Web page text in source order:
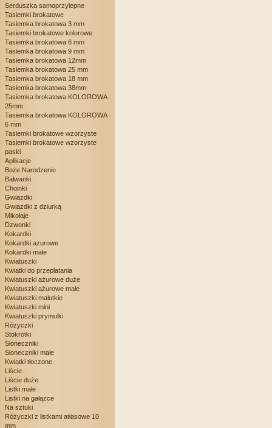
Serduszka samoprzylepne
Tasiemki brokatowe
Tasiemka brokatowa 3 mm
Tasiemki brokatowe kolorowe
Tasiemka brokatowa 6 mm
Tasiemka brokatowa 9 mm
Tasiemka brokatowa 12mm
Tasiemka brokatowa 25 mm
Tasiemka brokatowa 18 mm
Tasiemka brokatowa 38mm
Tasiemka brokatowa KOLOROWA
25mm
Tasiemka brokatowa KOLOROWA
6 mm
Tasiemki brokatowe wzorzyste
Tasiemki brokatowe wzorzyste
paski
Aplikacje
Boże Narodzenie
Bałwanki
Choinki
Gwiazdki
Gwiazdki z dziurką
Mikołaje
Dzwonki
Kokardki
Kokardki ażurowe
Kokardki małe
Kwiatuszki
Kwiatki do przeplatania
Kwiatuszki ażurowe duże
Kwiatuszki ażurowe małe
Kwiatuszki malutkie
Kwiatuszki mini
Kwiatuszki prymulki
Różyczki
Stokrotki
Słoneczniki
Słoneczniki małe
Kwiatki tłoczone
Liście
Liście duże
Listki małe
Listki na gałązce
Na sztuki
Różyczki z listkami atłasowe 10
mm